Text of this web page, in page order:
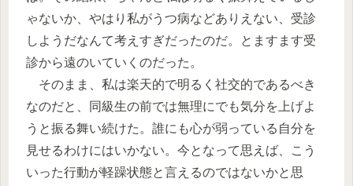
ゃないか、やはり私がうつ病などありえない、受診
しようだなんて考えすぎだったのだ。とますます受
診から遠のいていくのだった。
そのまま、私は楽天的で明るく社交的であるべき
なのだと、同級生の前では無理にでも気分を上げよ
うと振る舞い続けた。誰にも心が弱っている自分を
見せるわけにはいかない。今となって思えば、こう
いった行動が軽躁状態と言えるのではないかと思